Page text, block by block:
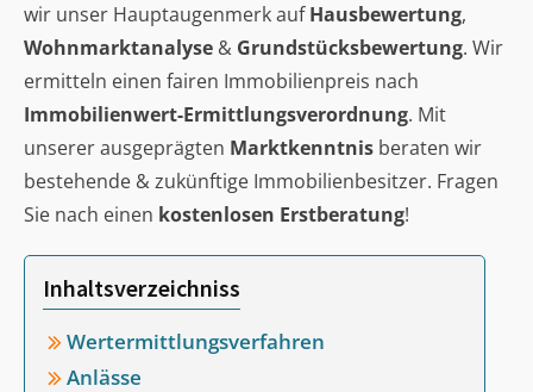
wir unser Hauptaugenmerk aufHausbewertung,
Wohnmarktanalyse & Grundstücksbewertung. Wir
ermitteln einen fairen Immobilienpreis nach
Immobilienwert-Ermittlungsverordnung. Mit
unserer ausgeprägten Marktkenntnis beraten wir
bestehende & zukünftige Immobilienbesitzer. Fragen
Sie nach einen kostenlosen Erstberatung!
Inhaltsverzeichniss
Wertermittlungsverfahren
Anlässe